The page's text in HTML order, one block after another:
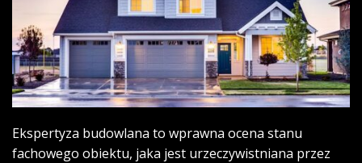
Ekspertyza budowlana to wprawna ocena stanu
fachowego obiektu, jaka jest urzeczywistniana przez